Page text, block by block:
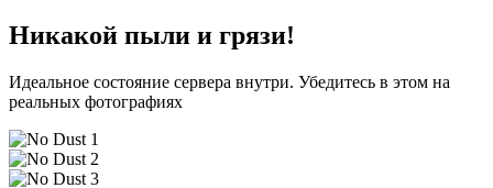
Никакой пыли и грязи!
Идеальное состояние сервера внутри. Убедитесь в этом на
реальных фотографиях